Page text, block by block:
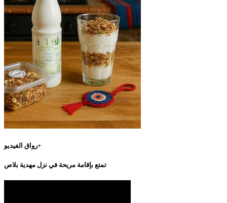
رواق الفيديو+
تمتع بإقامة مريحة في نزل مهدية بلاص